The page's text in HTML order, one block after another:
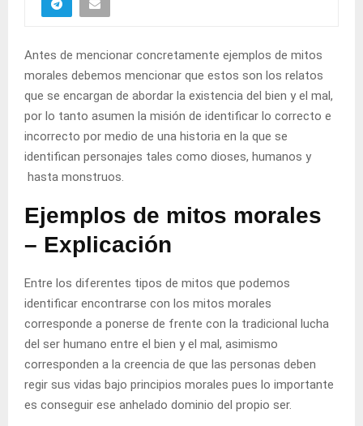
Antes de mencionar concretamente ejemplos de mitos
morales debemos mencionar que estos son los relatos
que se encargan de abordar la existencia del bien y el mal,
por lo tanto asumen la misión de identificar lo correcto e
incorrecto por medio de una historia en la que se
identifican personajes tales como dioses, humanos y
hasta monstruos.
Ejemplos de mitos morales
– Explicación
Entre los diferentes tipos de mitos que podemos
identificar encontrarse con los mitos morales
corresponde a ponerse de frente con la tradicional lucha
del ser humano entre el bien y el mal, asimismo
corresponden a la creencia de que las personas deben
regir sus vidas bajo principios morales pues lo importante
es conseguir ese anhelado dominio del propio ser.